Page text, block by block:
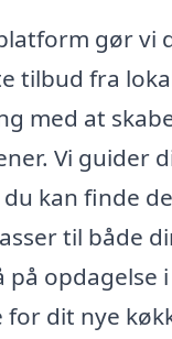
gør vi
tilbud fra
med at
Vi guider
du kan finde
til både
på opdagelse i
dit nye